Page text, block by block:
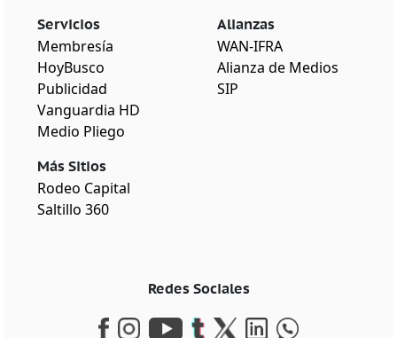
Servicios
Membresía
HoyBusco
Publicidad
Vanguardia HD
Medio Pliego
Más Sitios
Rodeo Capital
Saltillo 360
Alianzas
WAN-IFRA
Alianza de Medios
SIP
Redes Sociales